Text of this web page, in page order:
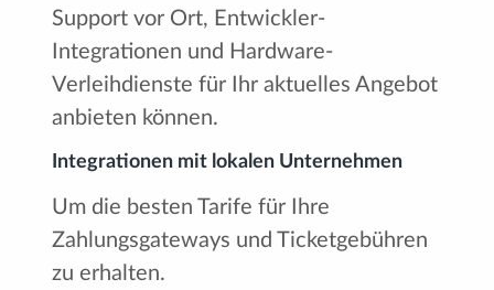
Support vor Ort, Entwickler-
Integrationen und Hardware-
Verleihdienste für Ihr aktuelles Angebot
anbieten können.
Integrationen mit lokalen Unternehmen
Um die besten Tarife für Ihre
Zahlungsgateways und Ticketgebühren
zu erhalten.